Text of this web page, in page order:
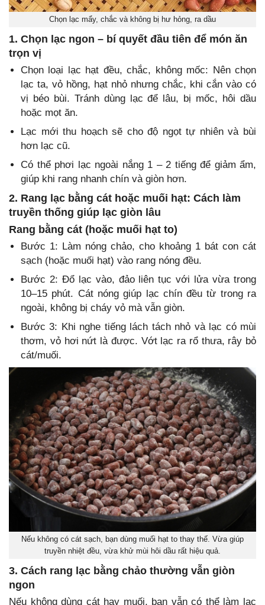
Chọn lạc mẩy, chắc và không bị hư hỏng, ra dầu
1. Chọn lạc ngon – bí quyết đầu tiên để món ăn
trọn vị
Chọn loại lạc hạt đều, chắc, không mốc: Nên chọn
lạc ta, vỏ hồng, hạt nhỏ nhưng chắc, khi cắn vào có
vị béo bùi. Tránh dùng lạc để lâu, bị mốc, hôi dầu
hoặc mọt ăn.
Lạc mới thu hoạch sẽ cho độ ngọt tự nhiên và bùi
hơn lạc cũ.
Có thể phơi lạc ngoài nắng 1 – 2 tiếng để giảm ẩm,
giúp khi rang nhanh chín và giòn hơn.
2. Rang lạc bằng cát hoặc muối hạt: Cách làm
truyền thống giúp lạc giòn lâu
Rang bằng cát (hoặc muối hạt to)
Bước 1: Làm nóng chảo, cho khoảng 1 bát con cát
sạch (hoặc muối hạt) vào rang nóng đều.
Bước 2: Đổ lạc vào, đảo liên tục với lửa vừa trong
10–15 phút. Cát nóng giúp lạc chín đều từ trong ra
ngoài, không bị cháy vỏ mà vẫn giòn.
Bước 3: Khi nghe tiếng lách tách nhỏ và lạc có mùi
thơm, vỏ hơi nứt là được. Vớt lạc ra rổ thưa, rây bỏ
cát/muối.
Nếu không có cát sạch, bạn dùng muối hạt to thay thế. Vừa giúp
truyền nhiệt đều, vừa khử mùi hôi dầu rất hiệu quả.
3. Cách rang lạc bằng chảo thường vẫn giòn
ngon
Nếu không dùng cát hay muối, bạn vẫn có thể làm lạc